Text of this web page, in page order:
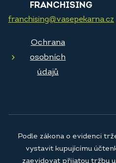
FRANCHISING
franchising@vasepekarna.cz
Ochrana
osobních
údajů
Podle zákona o evidenci
vystavit kupujícímu
zaevidovat přijatou tržbu